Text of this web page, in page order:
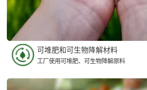
可堆肥和可生物降解材料
工厂使用可堆肥、可生物降解原料